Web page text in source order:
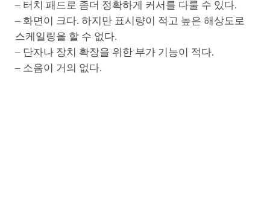
– 터치 패드로 좀더 정확하게 커서를 다룰 수 있다.
– 화면이 크다. 하지만 표시량이 적고 높은 해상도로
스케일링을 할 수 없다.
– 단자나 장치 확장을 위한 부가 기능이 적다.
– 소음이 거의 없다.